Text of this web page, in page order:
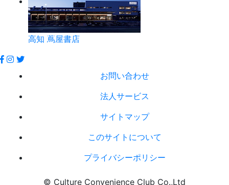
高知 蔦屋書店
お問い合わせ
法人サービス
サイトマップ
このサイトについて
プライバシーポリシー
© Culture Convenience Club Co.,Ltd